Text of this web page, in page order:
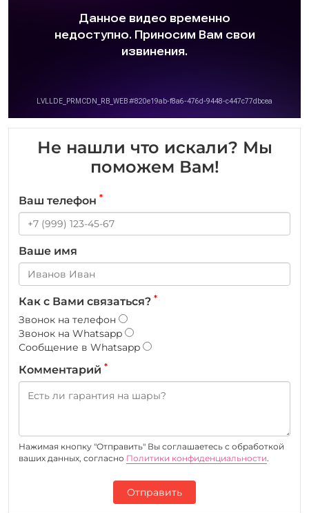
Не нашли что искали? Мы
поможем Вам!
Ваш телефон *
Ваше имя
Как с Вами связаться? *
Звонок на телефон
Звонок на Whatsapp
Сообщение в Whatsapp
Комментарий *
Нажимая кнопку "Отправить" Вы соглашаетесь c обработкой
ваших данных, согласно Политики конфиденциальности.
Отправить